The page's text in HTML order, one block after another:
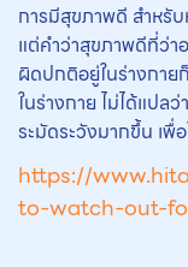
การมีสุขภาพดี สำหรับ
แต่คำว่าสุขภาพดีที่ว่า
ผิดปกติอยู่ในร่างกาย
ในร่างกาย ไม่ได้แปล
ระมัดระวังมากขึ้น เ
https://
to-watch-out-